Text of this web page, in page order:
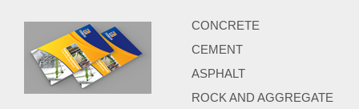
CONCRETE
CEMENT
ASPHALT
ROCK AND AGGREGATE